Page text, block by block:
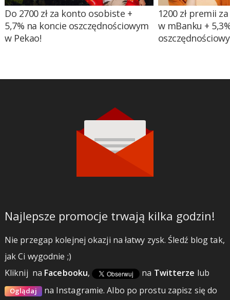
Do 2700 zł za konto osobiste +
5,7% na koncie oszczędnościowym
w Pekao!
1200 zł premii
w mBanku +
Najlepsze promocje trwają kilka godzin!
Nie przegap kolejnej okazji na łatwy zysk. Śledź blog tak,
jak Ci wygodnie ;)
Kliknij na Facebooku, na Twitterze lub
Oglądaj na Instagramie.Albo po prostu zapisz się do